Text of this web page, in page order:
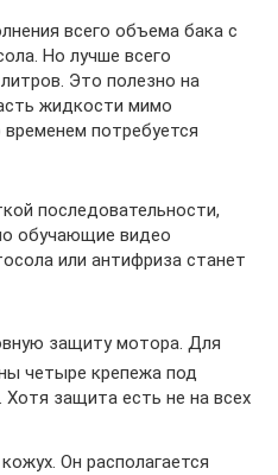
всего объема бака с
Но лучше всего
Это полезно на
жидкости мимо
потребуется
последовательности,
обучающие видео
или антифриза станет
защиту мотора. Для
четыре крепежа под
защита есть не на всех
Он располагается